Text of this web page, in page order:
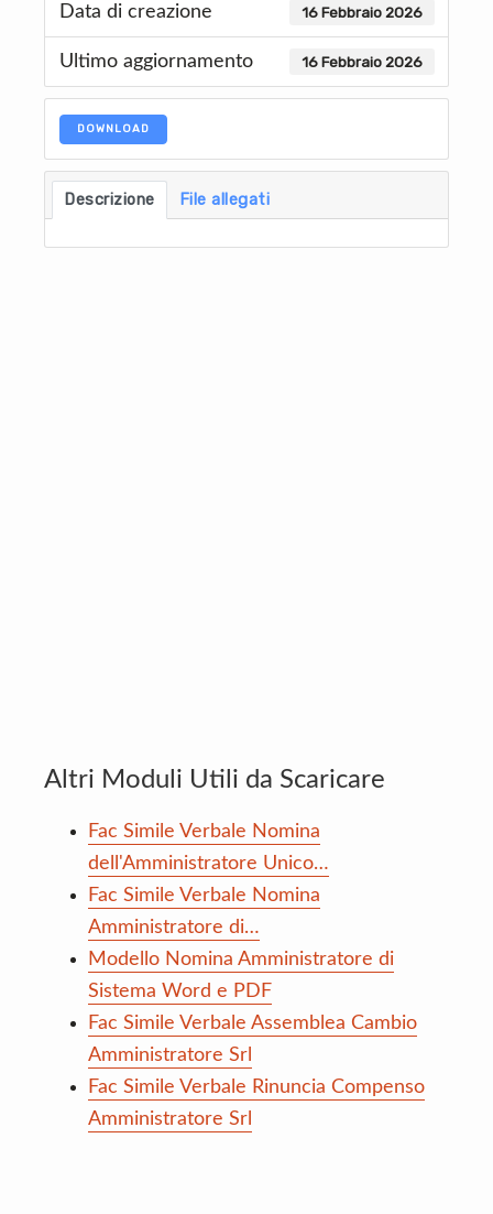
Data di creazione 16 Febbraio 2026
Ultimo aggiornamento 16 Febbraio 2026
DOWNLOAD
Descrizione File allegati
Altri Moduli Utili da Scaricare
Fac Simile Verbale Nomina
dell'Amministratore Unico…
Fac Simile Verbale Nomina
Amministratore di…
Modello Nomina Amministratore di
Sistema Word e PDF
Fac Simile Verbale Assemblea Cambio
Amministratore Srl
Fac Simile Verbale Rinuncia Compenso
Amministratore Srl